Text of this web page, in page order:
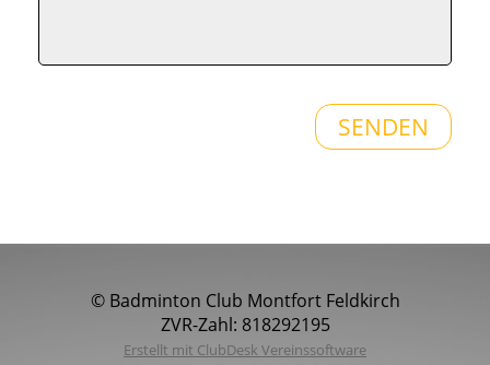
© Badminton Club Montfort Feldkirch
ZVR-Zahl: 818292195
Erstellt mit ClubDesk Vereinssoftware